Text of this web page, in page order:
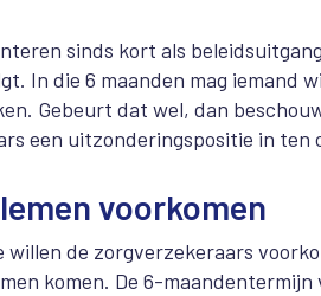
sinds kort als
In die 6 maanden mag iemand
Gebeurt dat wel, dan
een uitzonderingspositie in ten
voorkomen
willen de zorgverzekeraars
komen. De 6-